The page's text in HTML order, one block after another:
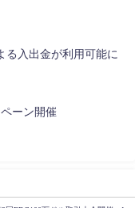
る入出金が利用可能に
ペーン開催